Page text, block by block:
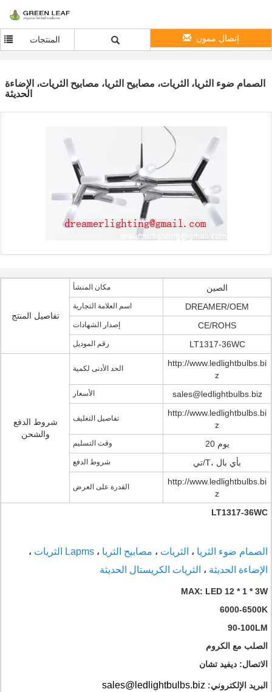
المنتجات إتصال ممون
الصمام ضوء الثريا، الثريات، مصابيح الثريا، مصابيح الثريات، الإضاءة
الحديثة
تفاصيل المنتج
مكان المنشأ الصين
اسم العلامة التجارية DREAMER/OEM
إصدار الشهادات CE/ROHS
رقم الموديل LT1317-36WC
شروط الدفع
والشحن
الحد الأدنى لكمية
http://www.ledlightbulbs.bi
z
الأسعار sales@ledlightbulbs.biz
تفاصيل التغليف
http://www.ledlightbulbs.bi
z
وقت التسليم 20 يوم
شروط الدفع تي/T، بأي بال
القدرة على العرض
http://www.ledlightbulbs.bi
z
LT1317-36WC
الصمام ضوء الثريا ، الثريات ، مصابيح الثريا ، Lapms الثريات ،
الإضاءة الحديثة ، الثريات الكريستال الحديثة
MAX: LED 12 * 1 * 3W
6000-6500K
90-100LM
الصلب مع الكروم
الاتصال: ديفيد تشان
البريد الإلكتروني: sales@ledlightbulbs.biz